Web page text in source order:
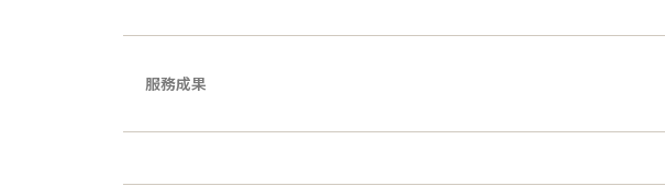
服務成果